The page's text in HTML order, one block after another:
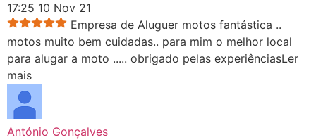
17:25 10 Nov 21
Empresa de Aluguer motos fantástica ..
motos muito bem cuidadas.. para mim o melhor local
para alugar a moto ..... obrigado pelas experiênciasLer
mais
António Gonçalves